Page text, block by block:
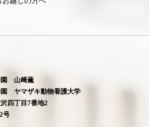
園 山﨑薫
園 ヤマザキ動物看護大学
四丁目7番地2
号